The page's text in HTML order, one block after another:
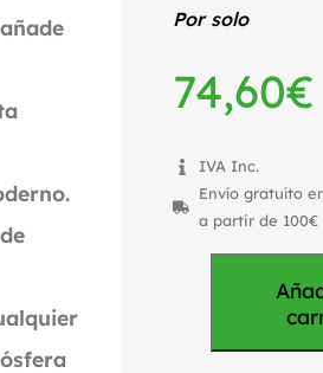
Por solo
74,60€
IVA Inc.
Envío gratuíto
a partir de 100€